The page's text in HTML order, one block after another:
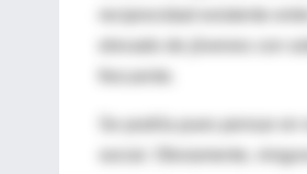
elevado de jóvenes con
social. Obviamente,